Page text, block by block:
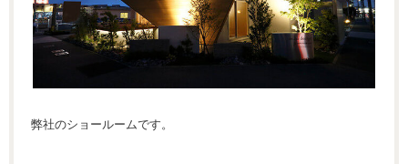
弊社のショールームです。